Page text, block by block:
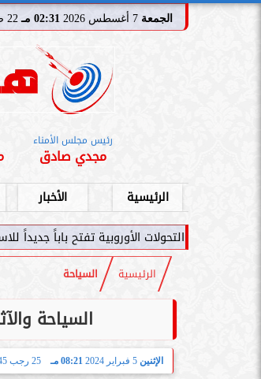
الجمعة 02:31 مـ 22 صفر 1448
رئيس مجلس الأمناء
مجدي صادق
الرئيسية الأخبار
الأوروبية تفتح باباً جديداً للاستثمار في الطاقة
الرئيسية السياحة
السياحة
الإثنين 5 فبراير 2024 08:21 مـ 25 رجب 1445